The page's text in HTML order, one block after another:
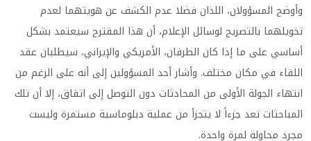
وأوضح المسؤولان، اللذان فضلا عدم الكشف عن هويتهما لعدم
تخويلهما بالتصريح لوسائل الإعلام، أن هذا المقترح سيعتمد بشكل
أساسي على ما إذا كان الطرفان، الأمريكي والإيراني، سيطلبان عقد
اللقاء في مكان مختلف. وأشار أحد المسؤولين إلى أنه على الرغم من
انتهاء الجولة الأولى من المحادثات دون التوصل إلى اتفاق، إلا أن تلك
المباحثات تعد جزءاً لا يتجزأ من عملية دبلوماسية مستمرة وليست
مجرد محاولة لمرة واحدة.